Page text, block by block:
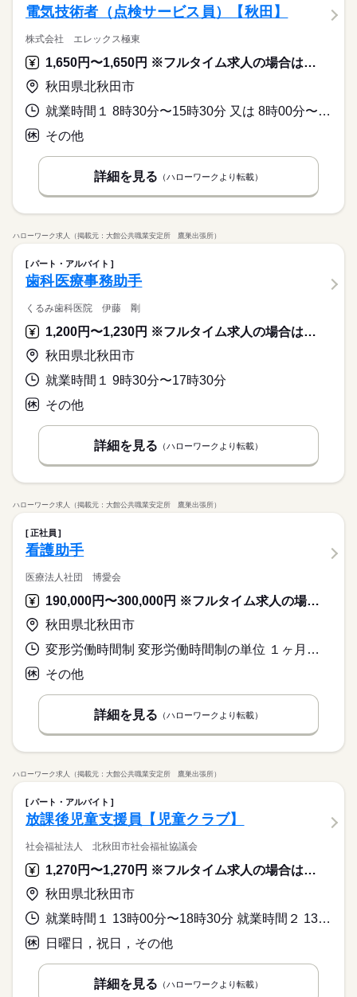
電気技術者（点検サービス員）【秋田】
株式会社 エレックス極東
1,650円〜1,650円 ※フルタイム求人の場合は月額（換算額）、パート求人の場合は時間額を表示しています。
秋田県北秋田市
就業時間１ 8時30分〜15時30分 又は 8時00分〜22時00分の時間の間の6時間程度 就業時間に関する特記事項 勤務日数は相談により決定
その他
詳細を見る （ハローワークより転載）
ハローワーク求人（掲載元：大館公共職業安定所 鷹巣出張所）
パート・アルバイト
歯科医療事務助手
くるみ歯科医院 伊藤 剛
1,200円〜1,230円 ※フルタイム求人の場合は月額（換算額）、パート求人の場合は時間額を表示しています。
秋田県北秋田市
就業時間１ 9時30分〜17時30分
その他
詳細を見る （ハローワークより転載）
ハローワーク求人（掲載元：大館公共職業安定所 鷹巣出張所）
正社員
看護助手
医療法人社団 博愛会
190,000円〜300,000円 ※フルタイム求人の場合は月額（換算額）、パート求人の場合は時間額を表示しています。
秋田県北秋田市
変形労働時間制 変形労働時間制の単位 １ヶ月単位 就業時間１ 8時50分〜17時00分 就業時間２ 5時50分〜14時00分 就業時間３ 9時50分〜18時00分 就業時間に関する特記事項 （１）のみの勤務も可
その他
詳細を見る （ハローワークより転載）
ハローワーク求人（掲載元：大館公共職業安定所 鷹巣出張所）
パート・アルバイト
放課後児童支援員【児童クラブ】
社会福祉法人 北秋田市社会福祉協議会
1,270円〜1,270円 ※フルタイム求人の場合は月額（換算額）、パート求人の場合は時間額を表示しています。
秋田県北秋田市
就業時間１ 13時00分〜18時30分 就業時間２ 13時00分〜18時00分 就業時間３ 7時30分〜13時00分 就業時間に関する特記事項 就業時間（２）は土曜日、（３）は土曜日、小学校休業日
日曜日，祝日，その他
詳細を見る （ハローワークより転載）